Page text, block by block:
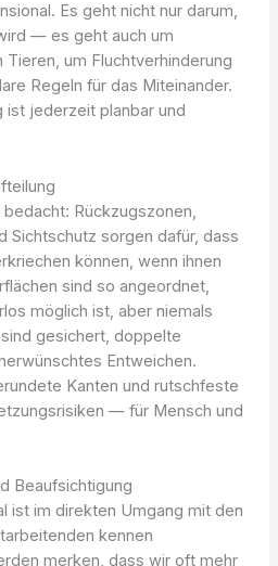
Es geht nicht nur darum,
— es geht auch um
um Fluchtverhinderung
Regeln für das Miteinander.
ist jederzeit planbar und
Rückzugszonen,
Sichtschutz sorgen dafür, dass
können, wenn ihnen
sind so angeordnet,
möglich ist, aber niemals
gesichert, doppelte
Entweichen.
Kanten und rutschfeste
— für Mensch und
Beaufsichtigung
ist im direkten Umgang mit den
kennen
merken, dass wir oft mehr